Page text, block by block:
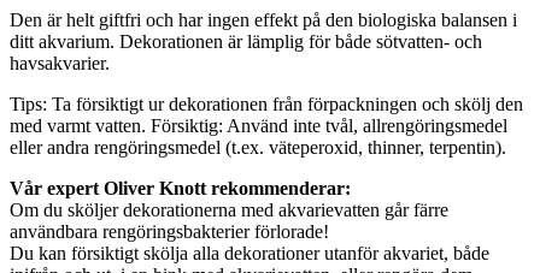
Den är helt giftfri och har ingen effekt på den biologiska balansen i
ditt akvarium. Dekorationen är lämplig för både sötvatten- och
havsakvarier.
Tips: Ta försiktigt ur dekorationen från förpackningen och skölj den
med varmt vatten. Försiktig: Använd inte tvål, allrengöringsmedel
eller andra rengöringsmedel (t.ex. väteperoxid, thinner, terpentin).
Vår expert Oliver Knott rekommenderar:
Om du sköljer dekorationerna med akvarievatten går färre
användbara rengöringsbakterier förlorade!
Du kan försiktigt skölja alla dekorationer utanför akvariet, både